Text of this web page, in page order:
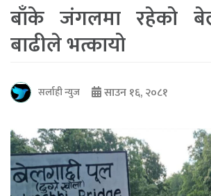
बाँके जंगलमा रहेको
बाढीले भत्कायो
सर्लाही न्युज साउन १६, २०८१